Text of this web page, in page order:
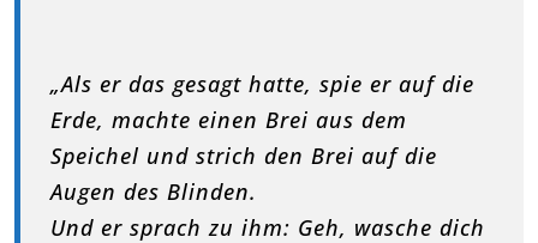
„Als er das gesagt hatte, spie er auf die
Erde, machte einen Brei aus dem
Speichel und strich den Brei auf die
Augen des Blinden.
Und er sprach zu ihm: Geh, wasche dich